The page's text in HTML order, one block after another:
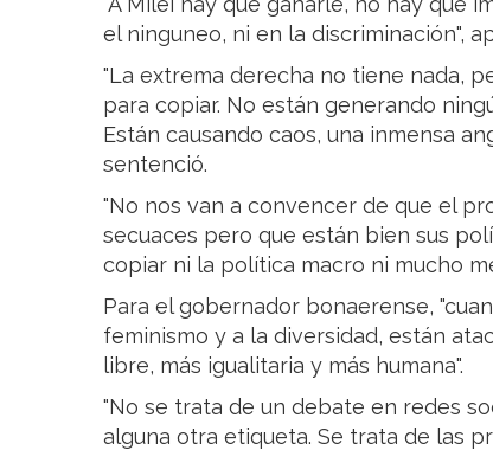
el ninguneo, ni en la discriminación",
"La extrema derecha no tiene nada,
para copiar. No están generando
Están causando caos, una inmensa
sentenció.
"No nos van a convencer de que el
secuaces pero que están bien sus
copiar ni la política macro ni mucho
Para el gobernador bonaerense,
feminismo y a la diversidad, están
libre, más igualitaria y más humana".
"No se trata de un debate en redes
alguna otra etiqueta. Se trata de las